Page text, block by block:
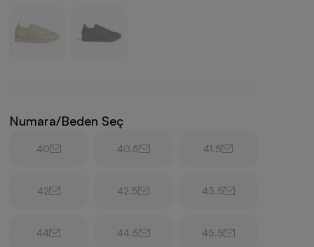
Numara/Beden Seç
40 40.5 41.5
42 42.5 43.5
44 44.5 45.5